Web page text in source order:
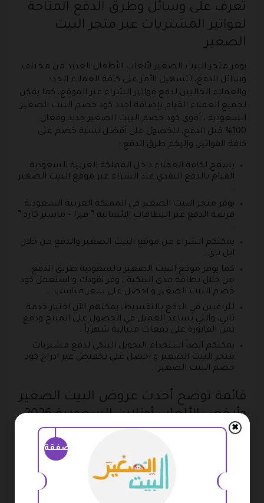
تعرف على وسائل وطرق الدفع المتاحة
لفواتير المشتريات عبر متجر البيت
الصغير
يوفر متجر البيت الصغير لألعاب الأطفال العديد من مختلف
وسائل الدفع، لتسهيل الأمر على كافة العملاء الجدد
والعملاء الحاليين لدفع فواتير الشراء عبر الموقع، كما يمكن
لجميع العملاء القيام بإضافة اجدد كود خصم البيت الصغير
السعودية ، أقوى كود خصم البيت الصغير جديد وفعال
100% قبل الدفع، للحصول على أفضل نسبة خصم على
كافة الفواتير، وإليكم طرق الدفع :
يسمح لكافة العملاء داخل المملكة العربية السعودية
القيام بالدفع النقدي عند الشراء عبر موقع البيت الصغير
.
يوفر متجر البيت الصغير في المملكة العربية السعودية
فرصة الدفع عبر البطاقات الائتمانية ” فيزا – ماستر كارد ”
.
يمكنكم الشراء من موقع البيت الصغير والدفع من خلال
ابل باي .
كما يوفر موقع البيت الصغير بالسعودية طريق الدفع
من خلال بطاقة مدى البنكية ، وفر نقودك و استعمل كود
خصم البيت الصغير و احصل على سعر مناسب .
للراغبين في الدفع بالتقسيط، يمكنهم الآن اختيار خدمة
تابي، والتي تساعد العميل في الحصول على المنتج ودفع
ثمن الفاتورة على دفعات متتالية شهرياً .
يمكنكم أيضاً استخدام التحويل البنكي لدفع مشتريات
متجر البيت الصغير و احصل علي تخفيض عبر ادراج كود
خصم البيت الصغير .
قائمة توضح أحدث عروض البيت الصغير
وأرخص الألعاب أونلاين السعودية 2026
يمكنكم الآن تنمية مهارات وقدرات الأطفال عبر أفضل
بكج للرسام الصغير والذي يحتوي على ” سبورة مع عداد
أرقام مميز وأيضاً لعبة تلوين الحروف ” في تخفيضات
وخصومات موقع البيت الصغير بسعر مميز فقط 98.90
ريال سعودي بدلاً من 218.50 ريال سعودي، أي بنسبة
خصم 55% من السعر الأصلي و خصم اضافي عبر كود
صفقة
✖